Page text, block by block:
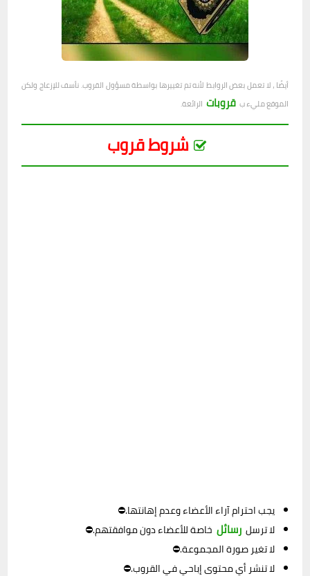
أيضًا ، لا تعمل بعض الروابط لأنه تم تغييرها بواسطة مسؤول القروب. نأسف للإزعاج ولكن
الموقع مليء ب قروبات الرائعة.
شروط قروب
يجب احترام آراء الأعضاء وعدم إهانتها.⛔
لا ترسل رسائل خاصة للأعضاء دون موافقتهم.⛔
لا تغير صورة المجموعة.⛔
لا تنشر أي محتوى إباحي في القروب.⛔